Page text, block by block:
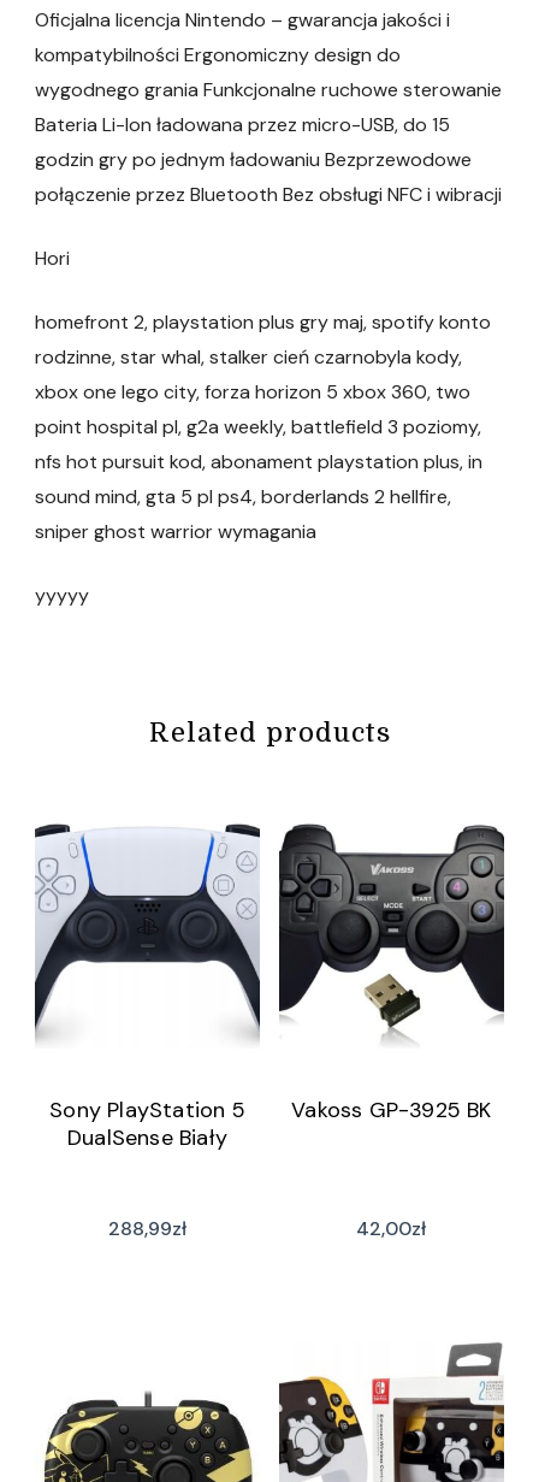
Oficjalna licencja Nintendo – gwarancja jakości i
kompatybilności Ergonomiczny design do
wygodnego grania Funkcjonalne ruchowe sterowanie
Bateria Li-Ion ładowana przez micro-USB, do 15
godzin gry po jednym ładowaniu Bezprzewodowe
połączenie przez Bluetooth Bez obsługi NFC i wibracji
Hori
homefront 2, playstation plus gry maj, spotify konto
rodzinne, star whal, stalker cień czarnobyla kody,
xbox one lego city, forza horizon 5 xbox 360, two
point hospital pl, g2a weekly, battlefield 3 poziomy,
nfs hot pursuit kod, abonament playstation plus, in
sound mind, gta 5 pl ps4, borderlands 2 hellfire,
sniper ghost warrior wymagania
yyyyy
Related products
Sony PlayStation 5
DualSense Biały
288,99zł
Vakoss GP-3925 BK
42,00zł